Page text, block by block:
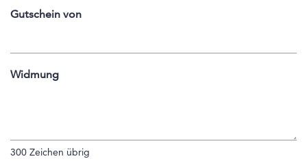
Gutschein von
Widmung
300 Zeichen übrig